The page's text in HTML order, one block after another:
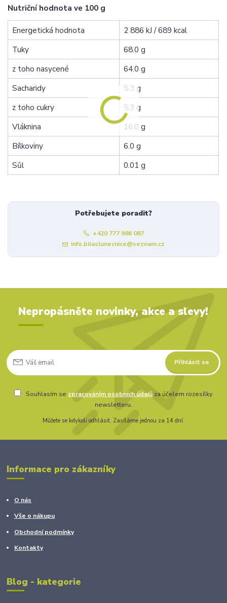
Nutriční hodnota ve 100 g
Energetická hodnota
2 886 kJ / 689 kcal
Tuky
68.0 g
z toho nasycené
64.0 g
Sacharidy
5.3 g
z toho cukry
5.3 g
Vláknina
16.0 g
Bílkoviny
6.0 g
Sůl
0.01 g
Potřebujete poradit?
+420 777 986 087
info.bilaslunecnice@seznam.cz
Nepropásněte novinky, akce a slevy!
Přihlásit se
Souhlasím se zpracováním osobních údajů za účelem rozesílky
newsletteru.
Můžete se kdykoli odhlásit. Zasíláme jednou za 14 dní.
Informace pro zákazníky
O nás
Vše o nákupu
Obchodní podmínky
Kontakty
Blog - kategorie